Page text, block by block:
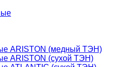
ARISTON (медный ТЭН)
ARISTON (сухой ТЭН)